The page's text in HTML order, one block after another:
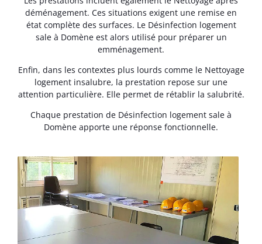
déménagement. Ces situations exigent une remise en
état complète des surfaces. Le Désinfection logement
sale à Domène est alors utilisé pour préparer un
emménagement.
Enfin, dans les contextes plus lourds comme le Nettoyage
logement insalubre, la prestation repose sur une
attention particulière. Elle permet de rétablir la salubrité.
Chaque prestation de Désinfection logement sale à
Domène apporte une réponse fonctionnelle.